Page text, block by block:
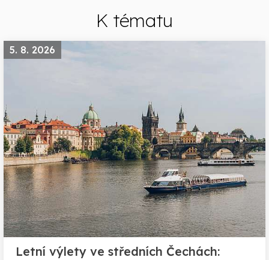
K tématu
5. 8. 2026
Letní výlety ve středních Čechách: